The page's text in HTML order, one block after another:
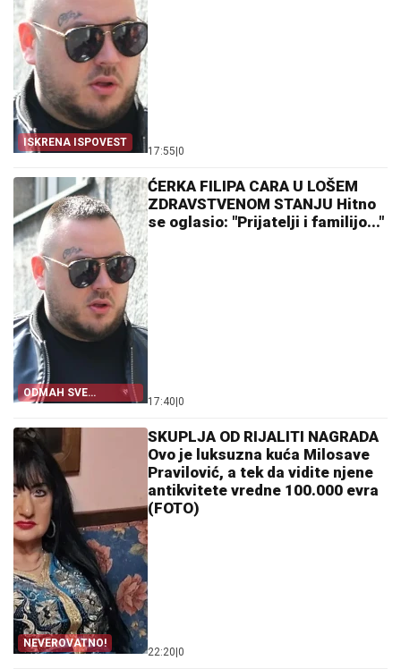
ISKRENA ISPOVEST
17:55 0
ODMAH SVE
OTKAZAO!
ĆERKA FILIPA CARA U LOŠEM
ZDRAVSTVENOM STANJU Hitno
se oglasio: "Prijatelji i familijo..."
17:40 0
NEVEROVATNO!
SKUPLJA OD RIJALITI NAGRADA
Ovo je luksuzna kuća Milosave
Pravilović, a tek da vidite njene
antikvitete vredne 100.000 evra
(FOTO)
22:20 0